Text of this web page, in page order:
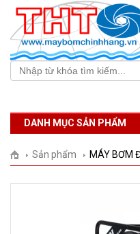
DANH MỤC SẢN PHẨM
Sản phẩm MÁY BƠM